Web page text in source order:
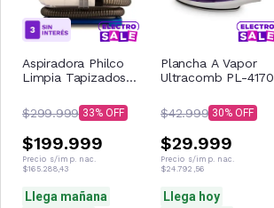
Aspiradora Philco
Limpia Tapizados
Phasp6336pi
$299.999 33
$199.999
Precio s/imp. nac.
$165.288,43
Llega mañana
Plancha A Vapor
Ultracomb PL-4170
$42.999 30
$29.999
Precio s/imp. nac.
$24.792,56
Llega hoy